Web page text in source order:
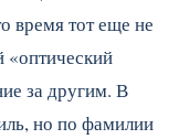
время тот еще не
«оптический
за другим. В
но по фамилии